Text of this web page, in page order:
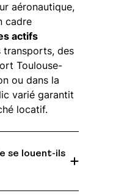
aéronautique,
cadre
actifs
des
Toulouse-
ou dans la
varié garantit
locatif.
se louent-ils